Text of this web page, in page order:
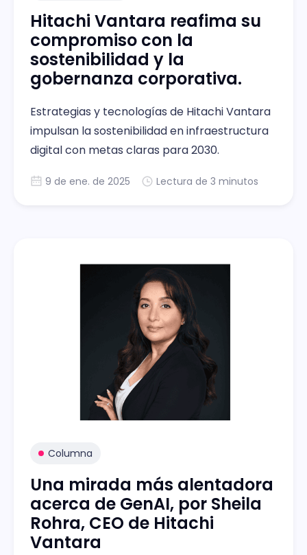
Hitachi Vantara reafima su
compromiso con la
sostenibilidad y la
gobernanza corporativa.
Estrategias y tecnologías de Hitachi Vantara
impulsan la sostenibilidad en infraestructura
digital con metas claras para 2030.
9 de ene. de 2025 Lectura de 3 minutos
Columna
Una mirada más alentadora
acerca de GenAI, por Sheila
Rohra, CEO de Hitachi
Vantara